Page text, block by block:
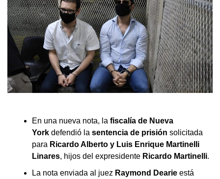
En una nueva nota, la fiscalía de Nueva
York defendió la sentencia de prisión solicitada
para Ricardo Alberto y Luis Enrique Martinelli
Linares, hijos del expresidente Ricardo Martinelli.
La nota enviada al juez Raymond Dearie está